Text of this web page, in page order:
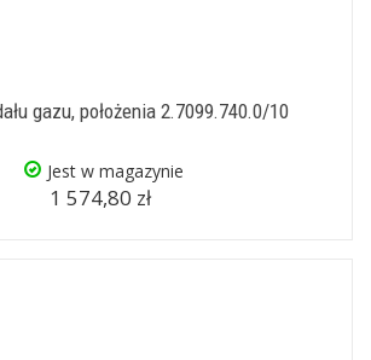
gazu, położenia 2.7099.740.0/10
Jest w magazynie
1 574,80 zł